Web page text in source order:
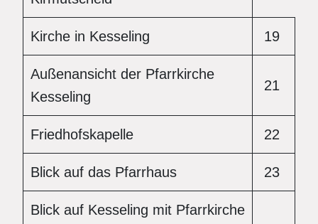
Kirche in Kesseling 19
Außenansicht der Pfarrkirche
Kesseling
21
Friedhofskapelle 22
Blick auf das Pfarrhaus 23
Blick auf Kesseling mit Pfarrkirche